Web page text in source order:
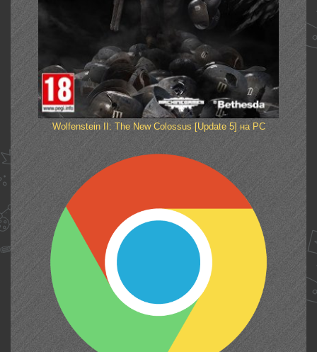
Wolfenstein II: The New Colossus [Update 5] на PC